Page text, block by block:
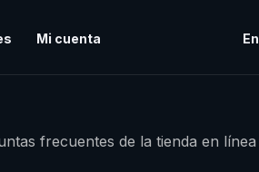
Mi cuenta
frecuentes de la tienda en línea